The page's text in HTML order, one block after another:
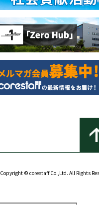
Copyright © corestaff Co.,Ltd. All Rights